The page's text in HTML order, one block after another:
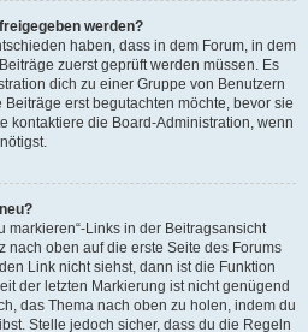
werden?
haben, dass in dem Forum, in dem
zuerst geprüft werden müssen. Es
dich zu einer Gruppe von Benutzern
erst begutachten möchte, bevor sie
kontaktiere die Board-Administration, wenn
markieren“-Links in der Beitragsansicht
nach oben auf die erste Seite des Forums
Link nicht siehst, dann ist die Funktion
der letzten Markierung ist nicht genügend
das Thema nach oben zu holen, indem du
Stelle jedoch sicher, dass du die Regeln